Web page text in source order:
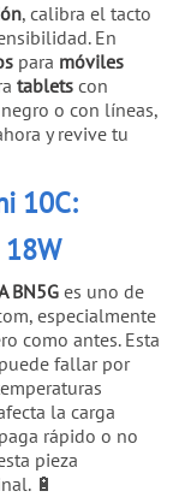
, calibra el tacto
En
para móviles
tablets con
o con líneas,
y revive tu
10C:
BN5G es uno de
especialmente
como antes. Esta
fallar por
la carga
rápido o no
pieza
🔋